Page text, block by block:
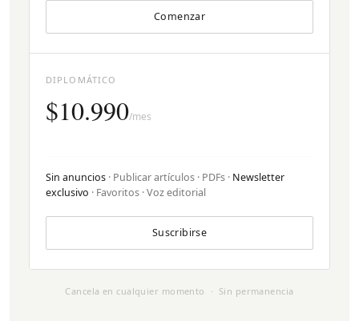
Comenzar
DIPLOMÁTICO
$10.990/mes
Sin anuncios · Publicar artículos · PDFs · Newsletter
exclusivo · Favoritos · Voz editorial
Suscribirse
Cancela en cualquier momento · Sin permanencia